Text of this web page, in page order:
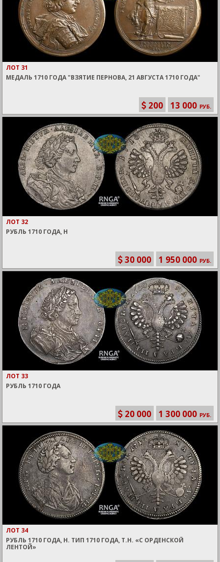
ЛОТ 31
МЕДАЛЬ 1710 ГОДА "ВЗЯТИЕ ПЕРНОВА, 21 АВГУСТА 1710 ГОДА"
200 13 000 РУБ.
ЛОТ 32
РУБЛЬ 1710 ГОДА, Н
30 000 1 950 000 РУБ.
ЛОТ 33
РУБЛЬ 1710 ГОДА
20 000 1 300 000 РУБ.
ЛОТ 34
РУБЛЬ 1710 ГОДА, H. ТИП 1710 ГОДА, Т.Н. «С ОРДЕНСКОЙ
ЛЕНТОЙ»